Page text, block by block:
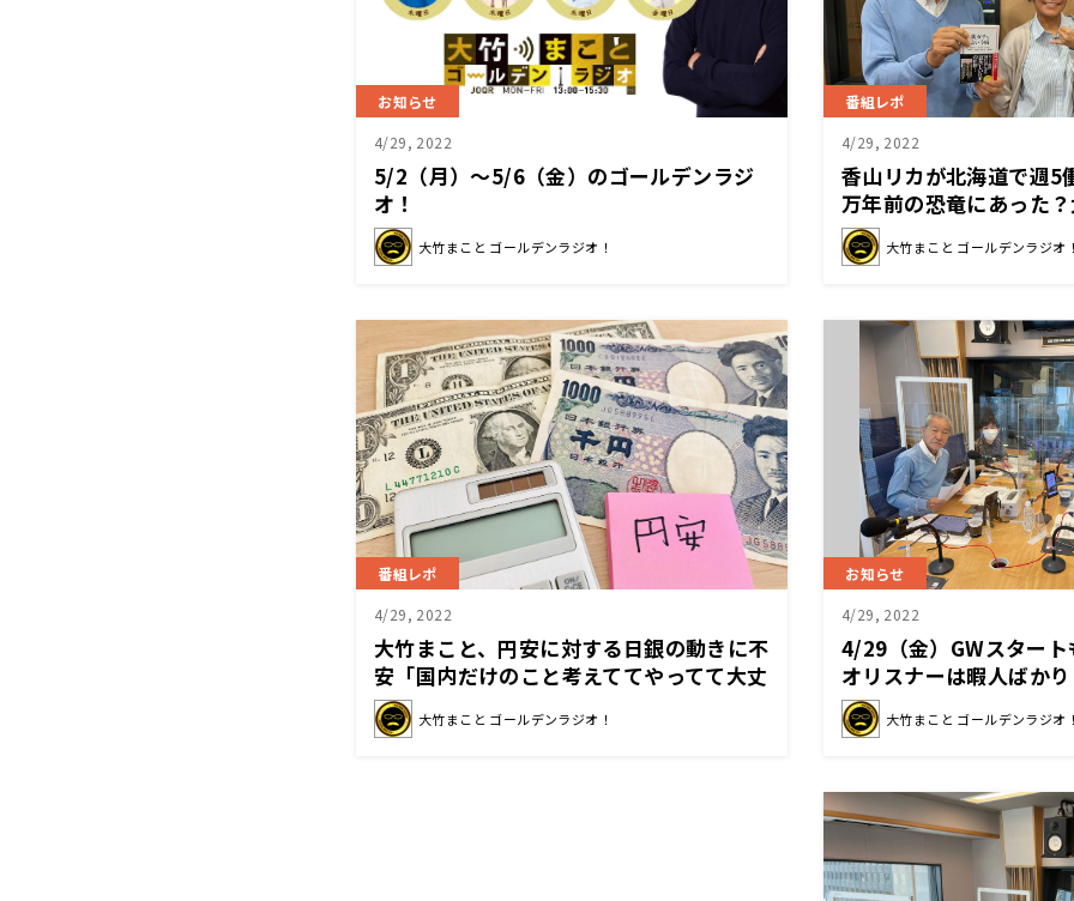
お知らせ
4/29, 2022
5/2（月）～5/6（金）のゴールデンラジ
オ！
大竹まこと ゴールデンラジオ！
番組レポ
4/29, 2022
香山リカが北海道で週5
万年前の恐竜にあった
解できない大竹「それ
大竹まこと ゴールデンラジオ
番組レポ
4/29, 2022
大竹まこと、円安に対する日銀の動きに不
安「国内だけのこと考えててやってて大丈
夫なのか」
大竹まこと ゴールデンラジオ！
お知らせ
4/29, 2022
4/29（金）GWスター
オリスナーは暇人ばか
大竹まこと ゴールデンラジオ